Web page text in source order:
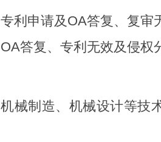
专利申请及OA答复、复审
OA答复、专利无效及侵权
机械制造、机械设计等技